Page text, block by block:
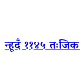
न्हूदँ ११४५